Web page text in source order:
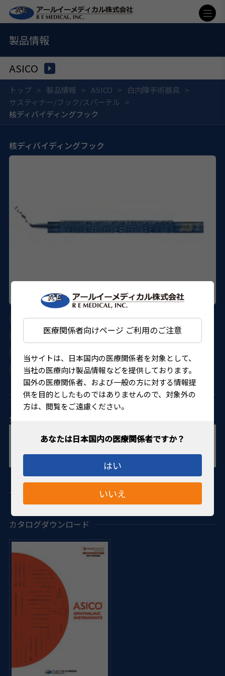
医療関係者向けページ ご利用のご注意
当サイトは、日本国内の医療関係者を対象として、
当社の医療向け製品情報などを提供しております。
国外の医療関係者、および一般の方に対する情報提
供を目的としたものではありませんので、対象外の
方は、閲覧をご遠慮ください。
はい
いいえ
製品情報
ASICO
トップ 製品情報 ASICO
白内障手術器具
サスティナー/フック/スパーテル
核ディバイディングフック
核ディバイディングフック
AE-2583
ASICO
27B1X000012583KT
4562150827327
全長115㎜
・核を分割する際に使用します。 ・青色が特徴的なチタン製
です。
カタログダウンロード